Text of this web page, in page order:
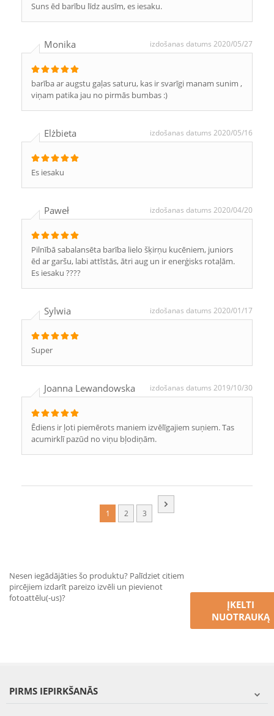
Suns ēd barību līdz ausīm, es iesaku.
Monika izdošanas datums 2020/05/27
barība ar augstu gaļas saturu, kas ir svarīgi manam sunim ,
viņam patika jau no pirmās bumbas :)
Elżbieta izdošanas datums 2020/05/16
Es iesaku
Paweł izdošanas datums 2020/04/20
Pilnībā sabalansēta barība lielo šķirņu kucēniem, juniors
ēd ar garšu, labi attīstās, ātri aug un ir enerģisks rotaļām.
Es iesaku ????
Sylwia izdošanas datums 2020/01/17
Super
Joanna Lewandowska izdošanas datums 2019/10/30
Ēdiens ir ļoti piemērots maniem izvēlīgajiem suņiem. Tas
acumirklī pazūd no viņu bļodiņām.
1 2 3
Nesen iegādājāties šo produktu? Palīdziet citiem
pircējiem izdarīt pareizo izvēli un pievienot
fotoattēlu(-us)?
ĮKELTI
NUOTRAUKĄ
PIRMS IEPIRKŠANĀS